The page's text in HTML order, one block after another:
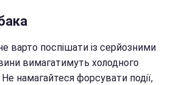
варто поспішати із серйозними
вимагатимуть холодного
намагайтеся форсувати події,